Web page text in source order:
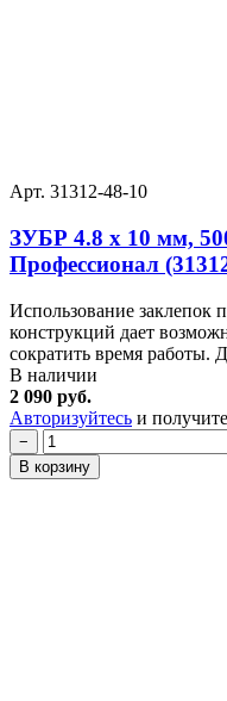
Арт. 31312-48-10
ЗУБР 4.8 x 10 мм,
Профессионал
Использование заклепок
конструкций дает
сократить время работы.
В наличии
2 090 руб.
Авторизуйтесь и
−
В корзину